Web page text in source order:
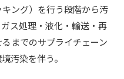
ング）を行う段階から汚
ス処理・液化・輸送・再
までのサプライチェーン
汚染を伴う。